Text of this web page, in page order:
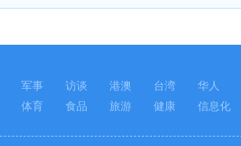
军事 访谈 港澳 台湾 华人
体育 食品 旅游 健康 信息化